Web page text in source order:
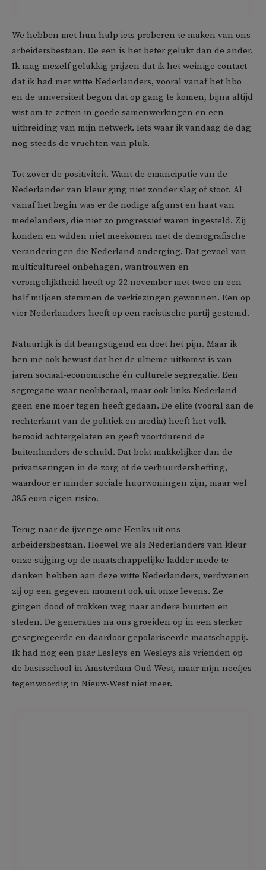
We hebben met hun hulp iets proberen te maken van ons
arbeidersbestaan. De een is het beter gelukt dan de ander.
Ik mag mezelf gelukkig prijzen dat ik het weinige contact
dat ik had met witte Nederlanders, vooral vanaf het hbo
en de universiteit begon dat op gang te komen, bijna altijd
wist om te zetten in goede samenwerkingen en een
uitbreiding van mijn netwerk. Iets waar ik vandaag de dag
nog steeds de vruchten van pluk.
Tot zover de positiviteit. Want de emancipatie van de
Nederlander van kleur ging niet zonder slag of stoot. Al
vanaf het begin was er de nodige afgunst en haat van
medelanders, die niet zo progressief waren ingesteld. Zij
konden en wilden niet meekomen met de demografische
veranderingen die Nederland onderging. Dat gevoel van
multicultureel onbehagen, wantrouwen en
verongelijktheid heeft op 22 november met twee en een
half miljoen stemmen de verkiezingen gewonnen. Een op
vier Nederlanders heeft op een racistische partij gestemd.
Natuurlijk is dit beangstigend en doet het pijn. Maar ik
ben me ook bewust dat het de ultieme uitkomst is van
jaren sociaal-economische én culturele segregatie. Een
segregatie waar neoliberaal, maar ook links Nederland
geen ene moer tegen heeft gedaan. De elite (vooral aan de
rechterkant van de politiek en media) heeft het volk
berooid achtergelaten en geeft voortdurend de
buitenlanders de schuld. Dat bekt makkelijker dan de
privatiseringen in de zorg of de verhuurdersheffing,
waardoor er minder sociale huurwoningen zijn, maar wel
385 euro eigen risico.
Terug naar de ijverige ome Henks uit ons
arbeidersbestaan. Hoewel we als Nederlanders van kleur
onze stijging op de maatschappelijke ladder mede te
danken hebben aan deze witte Nederlanders, verdwenen
zij op een gegeven moment ook uit onze levens. Ze
gingen dood of trokken weg naar andere buurten en
steden. De generaties na ons groeiden op in een sterker
gesegregeerde en daardoor gepolariseerde maatschappij.
Ik had nog een paar Lesleys en Wesleys als vrienden op
de basisschool in Amsterdam Oud-West, maar mijn neefjes
tegenwoordig in Nieuw-West niet meer.